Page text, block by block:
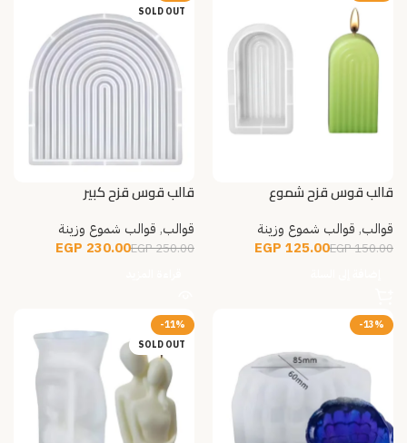
قالب قوس قزح شموع
قوالب, قوالب شموع وزينة
150.00
EGP
125.00
EGP
SOLD OUT
قالب قوس قزح كبير
قوالب, قوالب شموع وزينة
250.00
EGP
230.00
EGP
-13%
-11%
SOLD OUT